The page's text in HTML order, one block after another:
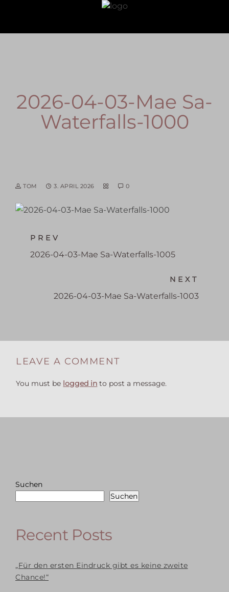
2026-04-03-Mae Sa-
Waterfalls-1000
TOM 3. APRIL 2026 0
PREV
2026-04-03-Mae Sa-Waterfalls-1005
NEXT
2026-04-03-Mae Sa-Waterfalls-1003
LEAVE A COMMENT
You must be logged in to post a message.
Suchen
Suchen
Recent Posts
„Für den ersten Eindruck gibt es keine zweite
Chance!“